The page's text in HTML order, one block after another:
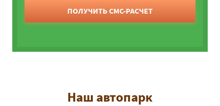
ПОЛУЧИТЬ СМС-РАСЧЕТ
Наш автопарк